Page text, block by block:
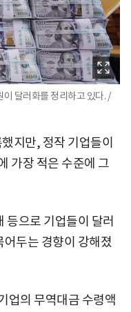
달러화를 정리하고 있다. /
지만, 정작 기업들이
가장 적은 수준에 그
등으로 기업들이 달러
어두는 경향이 강해졌
업의 무역대금 수령액